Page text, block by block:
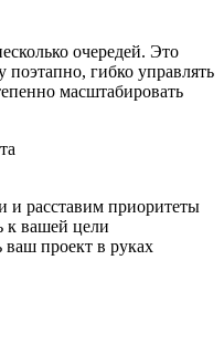
очередей. Это
поэтапно, гибко управлять
масштабировать
и расставим приоритеты
к вашей цели
проект в руках